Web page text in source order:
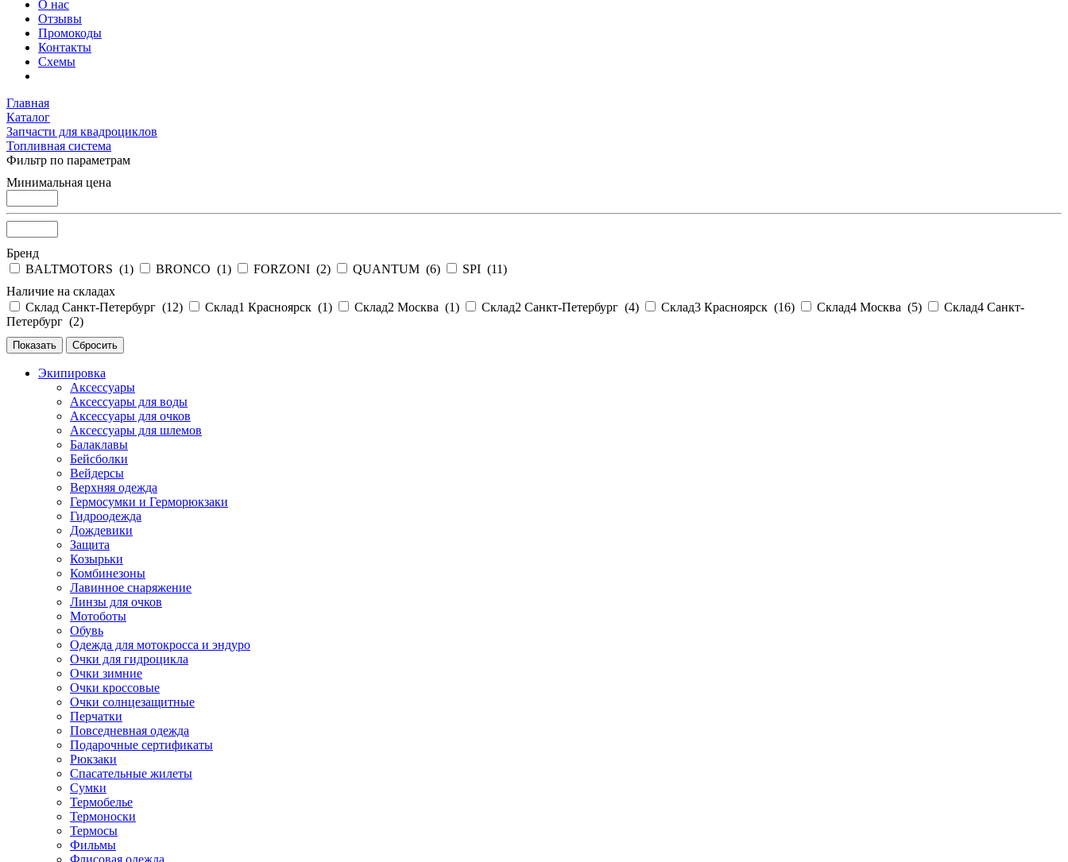
О нас
Отзывы
Промокоды
Контакты
Схемы
Главная
Каталог
Запчасти для квадроциклов
Топливная система
Фильтр по параметрам
Минимальная цена
Бренд
BALTMOTORS (1) BRONCO (1) FORZONI (2) QUANTUM (6) SPI (11)
Наличие на складах
Склад Санкт-Петербург (12) Склад1 Красноярск (1) Склад2 Москва (1) Склад2 Санкт-Петербург (4) Склад3 Красноярск (16) Склад4 Москва (5)
Склад4 Санкт-
Петербург (2)
Экипировка
Аксессуары
Аксессуары для воды
Аксессуары для очков
Аксессуары для шлемов
Балаклавы
Бейсболки
Вейдерсы
Верхняя одежда
Гермосумки и Герморюкзаки
Гидроодежда
Дождевики
Защита
Козырьки
Комбинезоны
Лавинное снаряжение
Линзы для очков
Мотоботы
Обувь
Одежда для мотокросса и эндуро
Очки для гидроцикла
Очки зимние
Очки кроссовые
Очки солнцезащитные
Перчатки
Повседневная одежда
Подарочные сертификаты
Рюкзаки
Спасательные жилеты
Сумки
Термобелье
Термоноски
Термосы
Фильмы
Флисовая одежда